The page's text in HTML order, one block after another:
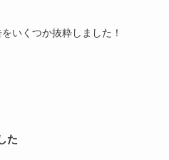
いくつか抜粋しました！
た